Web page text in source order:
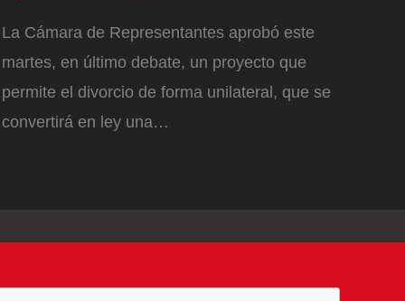
La Cámara de Representantes aprobó este
martes, en último debate, un proyecto que
permite el divorcio de forma unilateral, que se
convertirá en ley una…